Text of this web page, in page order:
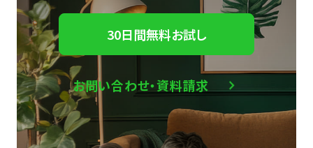
30日間無料お試し
お問い合わせ・資料請求